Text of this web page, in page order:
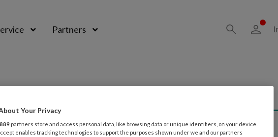
Partners
Your Privacy
889 partners store and access personal data, like browsing data or unique identifiers, on your device.
enables tracking technologies to support the purposes shown under we and our partners